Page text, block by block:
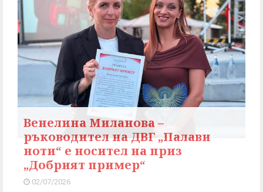
Венелина Миланова –
ръководител на ДВГ „Палави
ноти“ е носител на приз
„Добрият пример“
02/07/2026